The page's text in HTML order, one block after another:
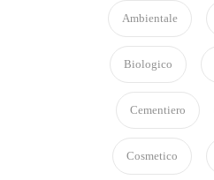
Ambientale
Biologico
Cementiero
Cosmetico